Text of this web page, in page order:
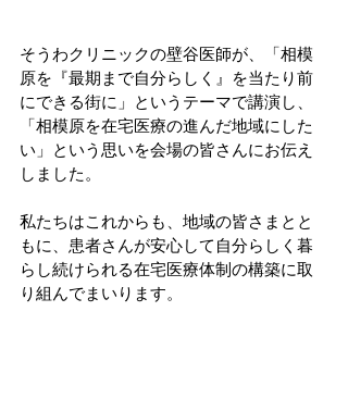
そうわクリニックの壁谷医師が、「相模
原を『最期まで自分らしく』を当たり前
にできる街に」というテーマで講演し、
「相模原を在宅医療の進んだ地域にした
い」という思いを会場の皆さんにお伝え
しました。
私たちはこれからも、地域の皆さまとと
もに、患者さんが安心して自分らしく暮
らし続けられる在宅医療体制の構築に取
り組んでまいります。